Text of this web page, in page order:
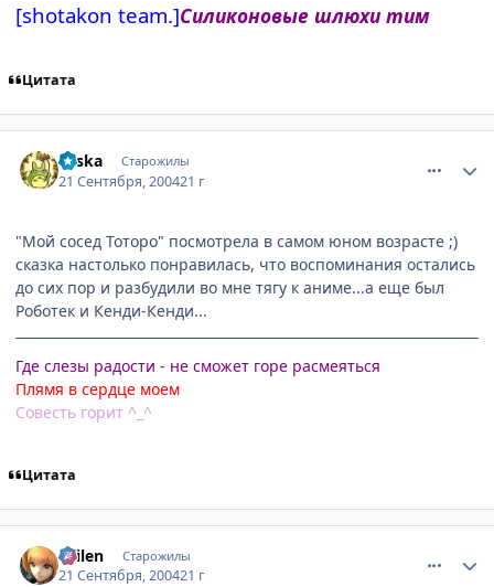
[shotakon team.]Силиконовые шлюхи тим
Цитата
aliska Старожилы
21 Сентября, 200421 г
"Мой сосед Тоторо" посмотрела в самом юном возрасте ;)
сказка настолько понравилась, что воспоминания остались
до сих пор и разбудили во мне тягу к аниме...а еще был
Роботек и Кенди-Кенди...
Где слезы радости - не сможет горе расмеяться
Плямя в сердце моем
Совесть горит ^_^
Цитата
Sailen Старожилы
21 Сентября, 200421 г